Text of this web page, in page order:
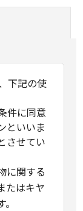
下記の使
件に同意
といいま
させてい
に関する
たはキヤ